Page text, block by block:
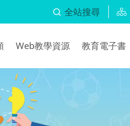
全站搜尋
Web教學資源 教育電子書